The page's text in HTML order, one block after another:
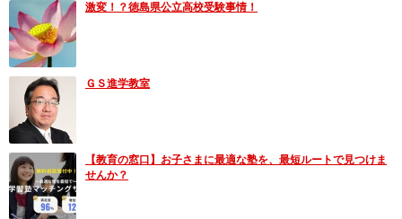
激変！？徳島県公立高校受験事情！
ＧＳ進学教室
【教育の窓口】お子さまに最適な塾を、最短ルートで見つけま
せんか？